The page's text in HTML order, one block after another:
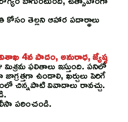
కోసం తెల్లని ఆహార పదార్థాలు
4వ పాదం, అనురాధ, జ్యేష్ఠ
ఫలితాలు ఇస్తుంది. పనిలో
జాగ్రత్తగా ఉండాలి, ఖర్చులు పెరిగే
చిన్నపాటి వివాదాలు రావచ్చు.
పఠించండి.